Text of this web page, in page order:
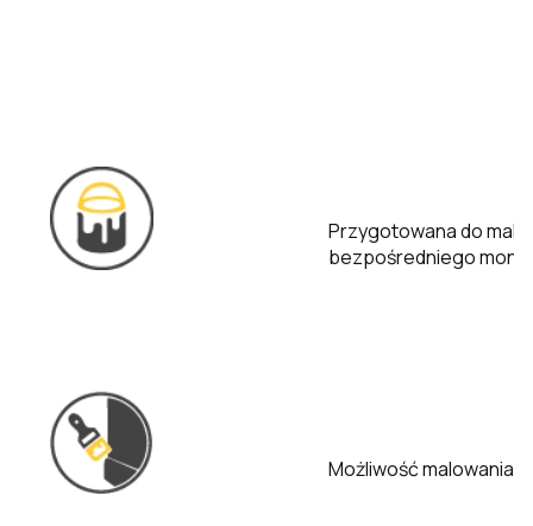
Przygotowana do
bezpośredniego
Możliwość malowania